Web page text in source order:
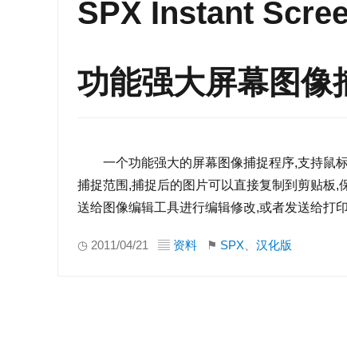
SPX Instant
功能强大屏幕图像
一个功能强大的屏幕图像捕捉程序,支持鼠标
捕捉范围,捕捉后的图片可以直接复制到剪贴板
送给图像编辑工具进行编辑修改,或者发送给打
◷ 2011/04/21 ▤ 资料 ⚑ SPX 汉化版